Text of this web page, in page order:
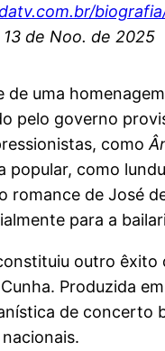
de Noo. de 2025
de uma
pelo governo
como
popular, como
romance de José
para a
outro êxito
Produzida
de concerto